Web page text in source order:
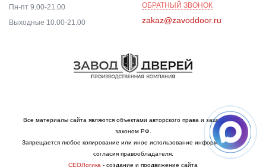
Пн-пт 9.00-21.00
Выходные 10.00-21.00
ОБРАТНЫЙ ЗВОНОК
zakaz@zavoddoor.ru
Все материалы сайта являются объектами авторского права и защищаются
законом РФ.
Запрещается любое копирование или иное использование информации без
согласия правообладателя.
СЕОЛогика - создание и продвижение сайта